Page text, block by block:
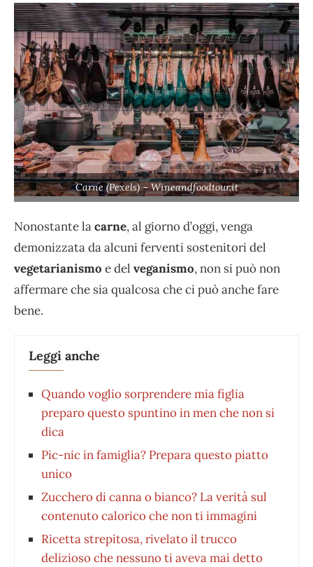
Carne (Pexels) – Wineandfoodtour.it
Nonostante lacarne, al giorno d’oggi, venga
demonizzata da alcuni ferventi sostenitori del
vegetarianismo e del veganismo, non si può non
affermare che sia qualcosa che ci può anche fare
bene.
Leggi anche
Quando voglio sorprendere mia figlia
preparo questo spuntino in men che non si
dica
Pic-nic in famiglia? Prepara questo piatto
unico
Zucchero di canna o bianco? La verità sul
contenuto calorico che non ti immagini
Ricetta strepitosa, rivelato il trucco
delizioso che nessuno ti aveva mai detto